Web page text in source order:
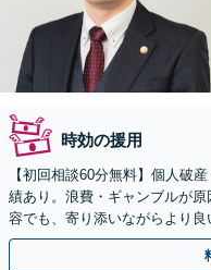
時効の援用
【初回相談60分無料】個人破
績あり。浪費・ギャンブルが
容でも、寄り添いながらより
分】【土日祝対応可】